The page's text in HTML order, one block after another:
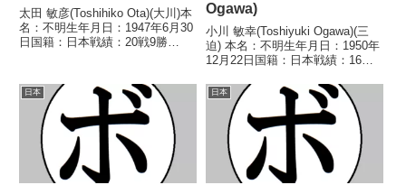
太田 敏彦(Toshihiko Ota)(大川)本
名：不明生年月日：1947年6月30
日国籍：日本戦績：20戦9勝
定 (採点不明) 山本 寿和(帝
拳)1966/0...
Ogawa)
小川 敏幸(Toshiyuki Ogawa)(三
迫) 本名：不明生年月日：1950年
12月22日国籍：日本戦績：16戦7
なし 【戦歴】1969/06/16 ●1R
負傷判定 石田 輝雄(パル
ン)■1969...
日本 日本